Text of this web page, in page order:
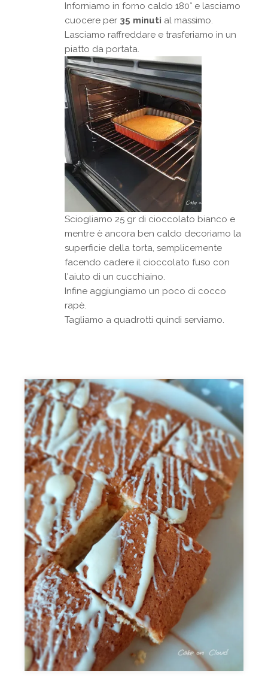
Inforniamo in forno caldo 180° e lasciamo
cuocere per 35 minuti al massimo.
Lasciamo raffreddare e trasferiamo in un
piatto da portata.
Sciogliamo 25 gr di cioccolato bianco e
mentre è ancora ben caldo decoriamo la
superficie della torta, semplicemente
facendo cadere il cioccolato fuso con
l'aiuto di un cucchiaino.
Infine aggiungiamo un poco di cocco
rapè.
Tagliamo a quadrotti quindi serviamo.